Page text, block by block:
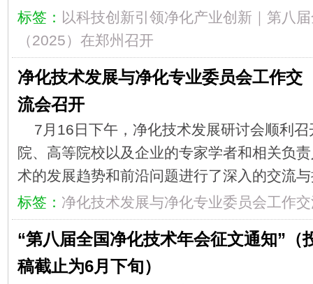
标签： 以科技创新引领净化产业创新｜第八
（2025）在郑州召开
净化技术发展与净化专业委员会工作交
流会召开
7月16日下午，净化技术发展研讨会顺利
院、高等院校以及企业的专家学者和相关负
术的发展趋势和前沿问题进行了深入的交流
标签： 净化技术发展与净化专业委员会工作
“第八届全国净化技术年会征文通知”（
稿截止为6月下旬）